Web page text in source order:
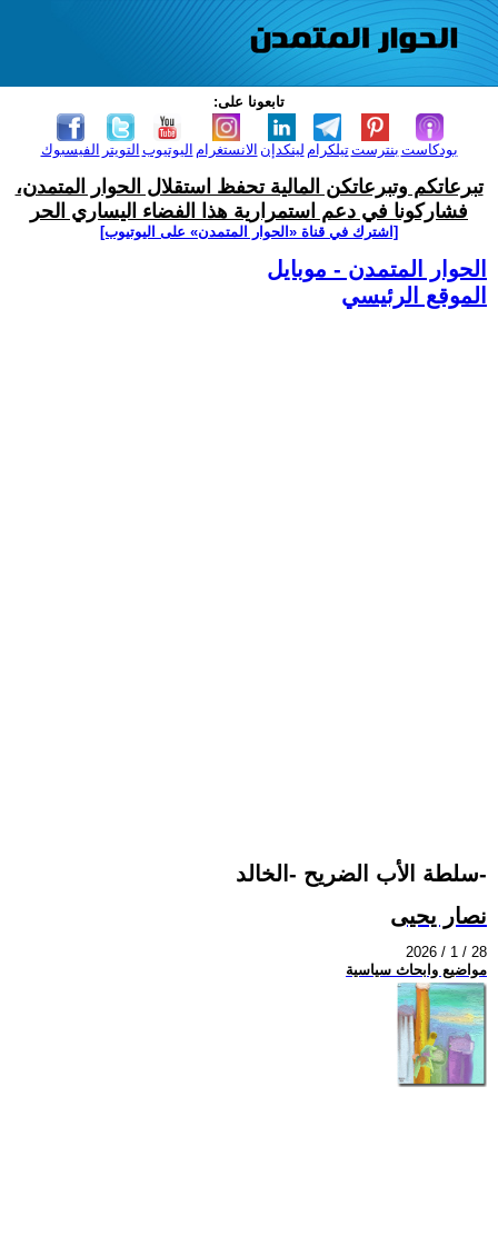
تابعونا على:
الفيسبوك التويتر اليوتيوب الانستغرام لينكدإن تيلكرامبنترست بودكاست
تبرعاتكم وتبرعاتكن المالية تحفظ استقلال الحوار المتمدن،
فشاركونا في دعم استمرارية هذا الفضاء اليساري الحر
[اشترك في قناة ‫«الحوار المتمدن» على اليوتيوب]
الحوار المتمدن - موبايل
الموقع الرئيسي
سلطة الأب الضريح -الخالد-
نصار يحيى
2026 / 1 / 28
مواضيع وابحاث سياسية